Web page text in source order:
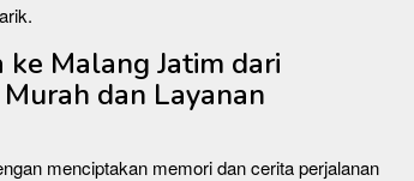
Malang Jatim dari
dan Layanan
menciptakan memori dan cerita perjalanan